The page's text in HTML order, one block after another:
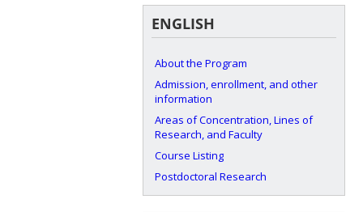
ENGLISH
About the Program
Admission, enrollment, and other
information
Areas of Concentration, Lines of
Research, and Faculty
Course Listing
Postdoctoral Research